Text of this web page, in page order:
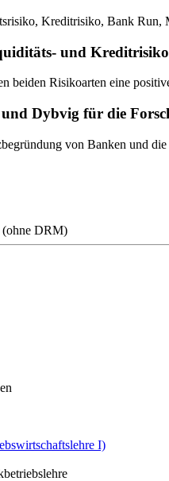
Kreditrisiko, Bank
und
beiden Risikoarten eine
Dybvig für die
von Banken und
DRM)
I)